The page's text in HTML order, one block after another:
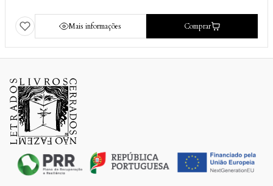
Mais informações Comprar